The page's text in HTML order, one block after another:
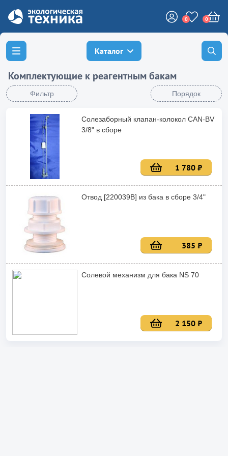
0 0
Каталог
Комплектующие к реагентным бакам
Фильтр Порядок
Солезаборный клапан-колокол CAN-BV
3/8" в сборе
1 780 ₽
Отвод [220039В] из бака в сборе 3/4"
385 ₽
Солевой механизм для бака NS 70
2 150 ₽